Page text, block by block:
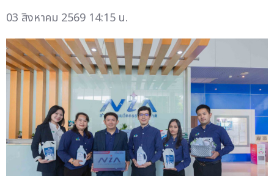
03 สิงหาคม 2569 14:15 น.